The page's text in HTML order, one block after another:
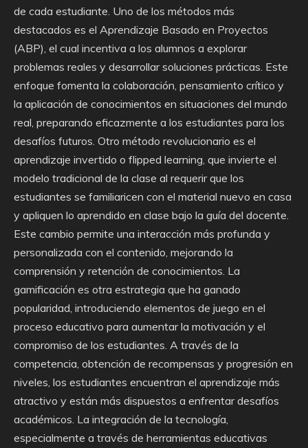
de cada estudiante. Uno de los métodos más
destacados es el Aprendizaje Basado en Proyectos
(ABP), el cual incentiva a los alumnos a explorar
problemas reales y desarrollar soluciones prácticas. Este
enfoque fomenta la colaboración, pensamiento crítico y
la aplicación de conocimientos en situaciones del mundo
real, preparando eficazmente a los estudiantes para los
desafíos futuros. Otro método revolucionario es el
aprendizaje invertido o flipped learning, que invierte el
modelo tradicional de la clase al requerir que los
estudiantes se familiaricen con el material nuevo en casa
y apliquen lo aprendido en clase bajo la guía del docente.
Este cambio permite una interacción más profunda y
personalizada con el contenido, mejorando la
comprensión y retención de conocimientos. La
gamificación es otra estrategia que ha ganado
popularidad, introduciendo elementos de juego en el
proceso educativo para aumentar la motivación y el
compromiso de los estudiantes. A través de la
competencia, obtención de recompensas y progresión en
niveles, los estudiantes encuentran el aprendizaje más
atractivo y están más dispuestos a enfrentar desafíos
académicos. La integración de la tecnología,
especialmente a través de herramientas educativas